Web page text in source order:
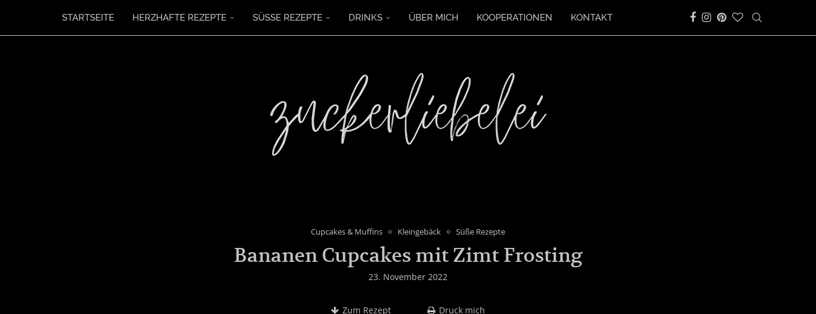
STARTSEITE HERZHAFTE REZEPTE SÜSSE REZEPTE DRINKS ÜBER MICH KOOPERATIONEN KONTAKT
Cupcakes & Muffins Kleingebäck Süße Rezepte
Bananen Cupcakes mit Zimt Frosting
23. November 2022
Zum Rezept Druck mich